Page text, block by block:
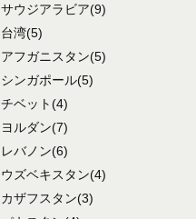
サウジアラビア(9)
台湾(5)
アフガニスタン(5)
シンガポール(5)
チベット(4)
ヨルダン(7)
レバノン(6)
ウズベキスタン(4)
カザフスタン(3)